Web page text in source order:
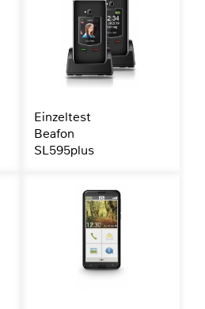
Einzeltest
Beafon
SL595plus